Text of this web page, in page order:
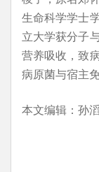
生命科学学士
立大学获分子
营养吸收，致
病原菌与宿主
本文编辑：孙